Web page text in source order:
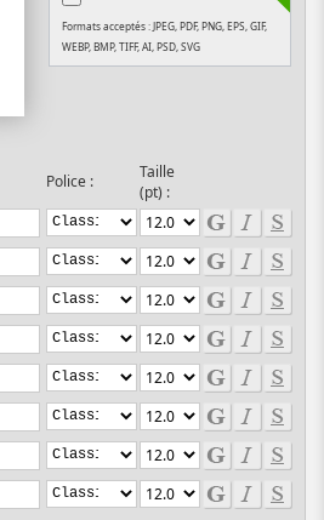
Formats acceptés : JPEG, PDF, PNG, EPS, GIF,
WEBP, BMP, TIFF, AI, PSD, SVG
Police :
Taille
(pt) :